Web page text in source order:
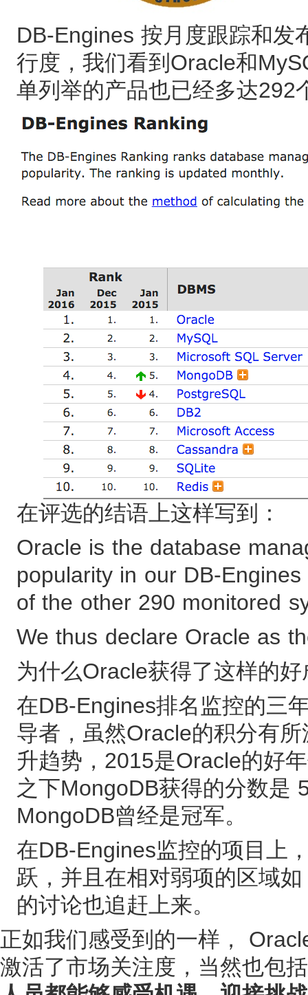
DB-Engines 按月度跟踪和发
行度，我们看到Oracle和
单列举的产品也已经多达292
在评选的结语上这样写到：
Oracle is the database
popularity in our DB-
of the other 290 monitored
We thus declare Oracle as
为什么Oracle获得了这样的
在DB-Engines排名监控的三
导者，虽然Oracle的积分有
升趋势，2015是Oracle的好
之下MongoDB获得的分数是
MongoDB曾经是冠军。
在DB-Engines监控的项目上
跃，并且在相对弱项的区域
的讨论也追赶上来。
正如我们感受到的一样，
激活了市场关注度，当然也包